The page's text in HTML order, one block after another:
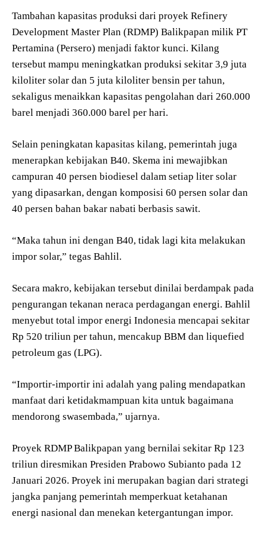
Tambahan kapasitas produksi dari proyek Refinery
Development Master Plan (RDMP) Balikpapan milik PT
Pertamina (Persero) menjadi faktor kunci. Kilang
tersebut mampu meningkatkan produksi sekitar 3,9 juta
kiloliter solar dan 5 juta kiloliter bensin per tahun,
sekaligus menaikkan kapasitas pengolahan dari 260.000
barel menjadi 360.000 barel per hari.
Selain peningkatan kapasitas kilang, pemerintah juga
menerapkan kebijakan B40. Skema ini mewajibkan
campuran 40 persen biodiesel dalam setiap liter solar
yang dipasarkan, dengan komposisi 60 persen solar dan
40 persen bahan bakar nabati berbasis sawit.
“Maka tahun ini dengan B40, tidak lagi kita melakukan
impor solar,” tegas Bahlil.
Secara makro, kebijakan tersebut dinilai berdampak pada
pengurangan tekanan neraca perdagangan energi. Bahlil
menyebut total impor energi Indonesia mencapai sekitar
Rp 520 triliun per tahun, mencakup BBM dan liquefied
petroleum gas (LPG).
“Importir-importir ini adalah yang paling mendapatkan
manfaat dari ketidakmampuan kita untuk bagaimana
mendorong swasembada,” ujarnya.
Proyek RDMP Balikpapan yang bernilai sekitar Rp 123
triliun diresmikan Presiden Prabowo Subianto pada 12
Januari 2026. Proyek ini merupakan bagian dari strategi
jangka panjang pemerintah memperkuat ketahanan
energi nasional dan menekan ketergantungan impor.